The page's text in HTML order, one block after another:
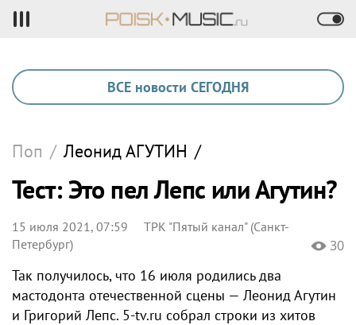
ВСЕ новости СЕГОДНЯ
Поп / ЛеонидАГУТИН /
Тест: Это пел Лепс или Агутин?
15 июля 2021, 07:59
ТРК "Пятый канал" (Санкт-
Петербург)
30
Так получилось, что 16 июля родились два
мастодонта отечественной сцены — Леонид Агутин
и Григорий Лепс. 5-tv.ru собрал строки из хитов